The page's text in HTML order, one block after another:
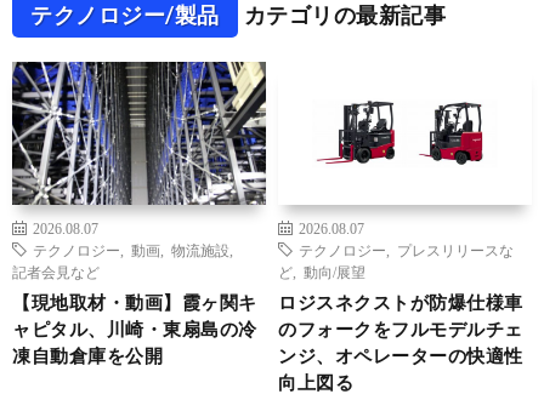
テクノロジー/製品 カテゴリの最新記事
2026.08.07
テクノロジー
動画 物流施設
記者会見など
【現地取材・動画】霞ヶ関キ
ャピタル、川崎・東扇島の冷
凍自動倉庫を公開
2026.08.07
テクノロジー
プレスリリースな
ど
動向/展望
ロジスネクストが防爆仕様車
のフォークをフルモデルチェ
ンジ、オペレーターの快適性
向上図る